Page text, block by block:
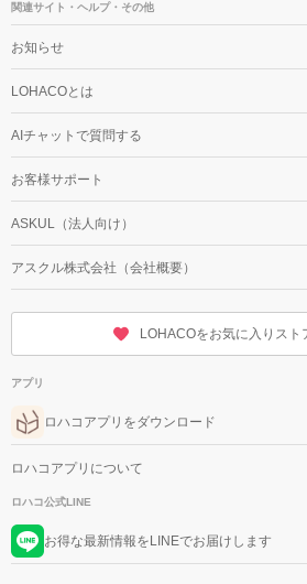
関連サイト・ヘルプ・その他
お知らせ
LOHACOとは
AIチャットで質問する
お客様サポート
ASKUL（法人向け）
アスクル株式会社（会社概要）
LOHACOをお気に入りスト
アプリ
ロハコアプリをダウンロード
ロハコアプリについて
ロハコ公式LINE
お得な最新情報をLINEでお届けします